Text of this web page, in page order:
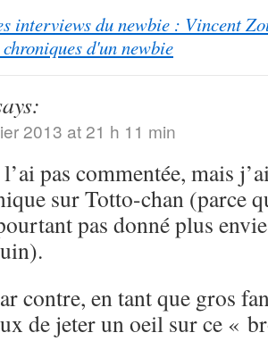
interviews du newbie : Vincent
d'un newbie
2013 at 21 h 11 min
l’ai pas commentée, mais
sur Totto-chan (parce
pas donné plus
contre, en tant que gros
de jeter un oeil sur ce «